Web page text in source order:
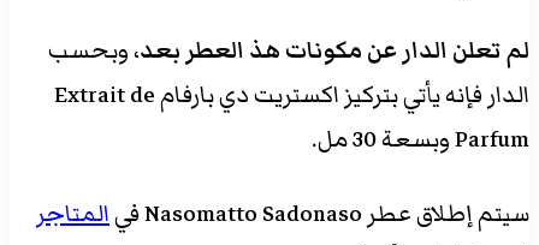
لم تعلن الدار عن مكونات هذ العطر بعد، وبحسب
الدار فإنه يأتي بتركيز اكستريت دي بارفام Extrait de
Parfum وبسعة 30 مل.
سيتم إطلاق عطر Nasomatto Sadonaso في
المتاجر